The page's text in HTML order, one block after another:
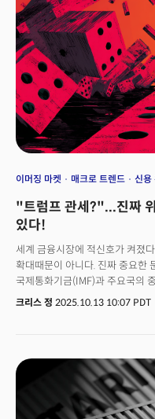
이머징 마켓 매크로 트렌드 신용
"트럼프 관세?"...진짜
있다!
세계 금융시장에 적신호가 켜졌
확대때문이 아니다. 진짜 중요한
국제통화기금(IMF)과 주요국의
밸류에이션에 경고를 보내고 있
가을 정례회의를 앞두고 진행한
인터넷 열풍 당시 수준으로 향하
금융 여건 긴축으로 세계 성장이
줄 것"이라고 경고했다.이번 경
크리스 정 2025.10.13 10:07 PDT